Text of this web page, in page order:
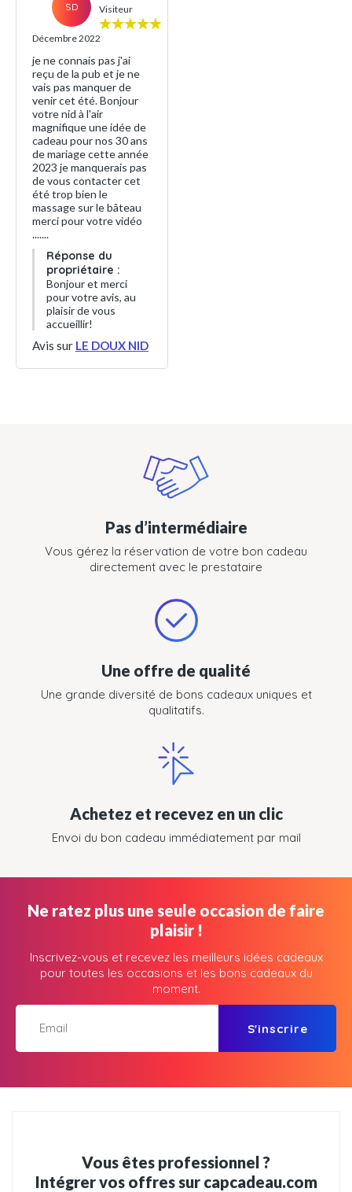
SD Visiteur
Décembre 2022
je ne connais pas j'ai
reçu de la pub et je ne
vais pas manquer de
venir cet été. Bonjour
votre nid à l'air
magnifique une idée de
cadeau pour nos 30 ans
de mariage cette année
2023 je manquerais pas
de vous contacter cet
été trop bien le
massage sur le bâteau
merci pour votre vidéo
.......
Réponse du
propriétaire :
Bonjour et merci
pour votre avis, au
plaisir de vous
accueillir!
Avis sur LE DOUX NID
Pas d’intermédiaire
Vous gérez la réservation de votre bon cadeau
directement avec le prestataire
Une offre de qualité
Une grande diversité de bons cadeaux uniques et
qualitatifs.
Achetez et recevez en un clic
Envoi du bon cadeau immédiatement par mail
Ne ratez plus une seule occasion de faire
plaisir !
Inscrivez-vous et recevez les meilleurs idées cadeaux
pour toutes les occasions et les bons cadeaux du
moment.
S'inscrire
Vous êtes professionnel ?
Intégrer vos offres sur capcadeau.com